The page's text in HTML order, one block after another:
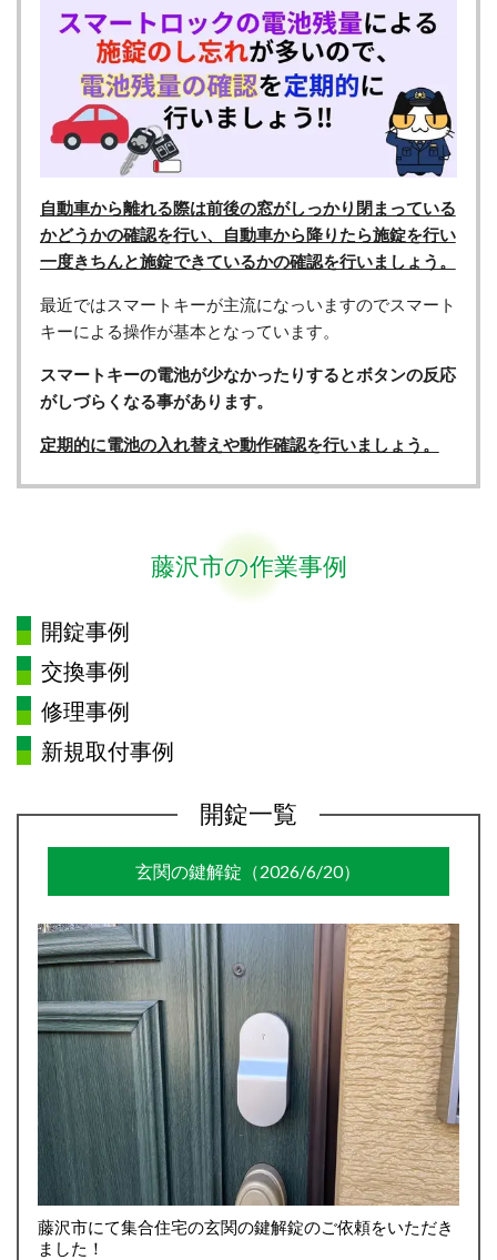
自動車から離れる際は前後の窓がしっかり閉まっている
かどうかの確認を行い、自動車から降りたら施錠を行い
一度きちんと施錠できているかの確認を行いましょう。
最近ではスマートキーが主流になっいますのでスマート
キーによる操作が基本となっています。
スマートキーの電池が少なかったりするとボタンの反応
がしづらくなる事があります。
定期的に電池の入れ替えや動作確認を行いましょう。
藤沢市の作業事例
開錠事例
交換事例
修理事例
新規取付事例
開錠一覧
玄関の鍵解錠（2026/6/20）
藤沢市にて集合住宅の玄関の鍵解錠のご依頼をいただき
ました！